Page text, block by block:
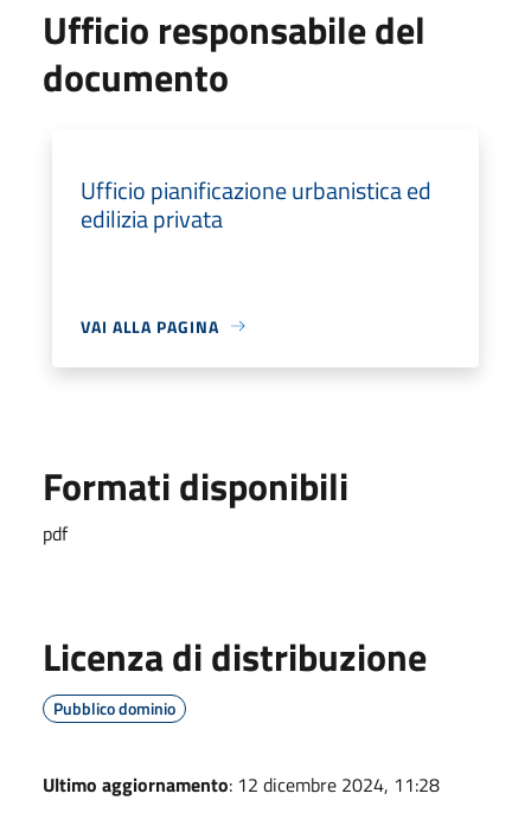
Ufficio responsabile del
documento
Ufficio pianificazione urbanistica ed
edilizia privata
VAI ALLA PAGINA
Formati disponibili
pdf
Licenza di distribuzione
Pubblico dominio
Ultimo aggiornamento: 12 dicembre 2024, 11:28